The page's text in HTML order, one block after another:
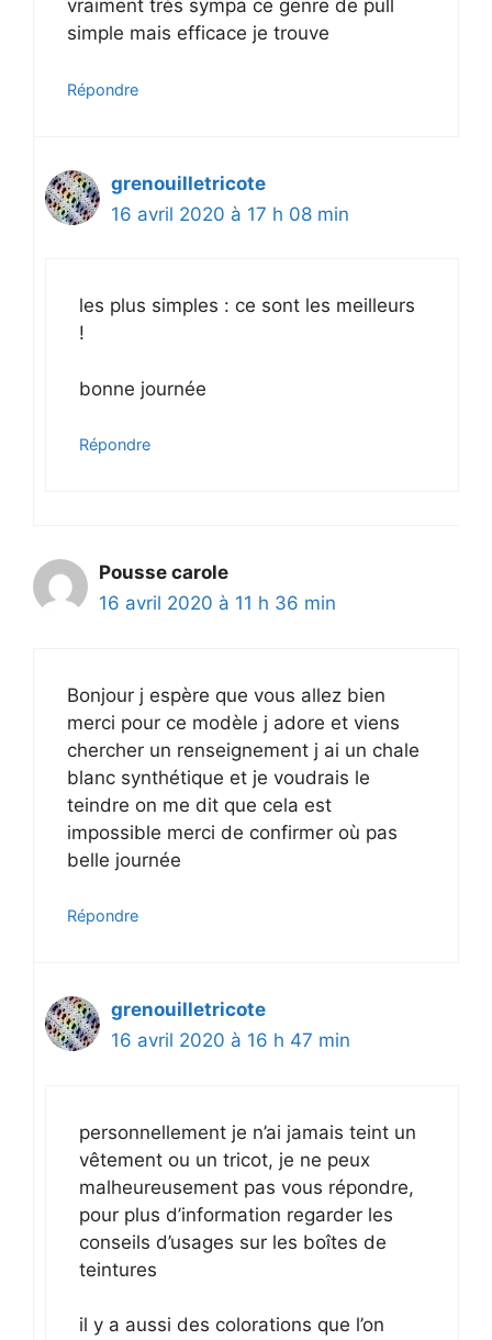
vraiment très sympa ce genre de pull
simple mais efficace je trouve
Répondre
grenouilletricote
16 avril 2020 à 17 h 08 min
les plus simples : ce sont les meilleurs
!
bonne journée
Répondre
Pousse carole
16 avril 2020 à 11 h 36 min
Bonjour j espère que vous allez bien
merci pour ce modèle j adore et viens
chercher un renseignement j ai un chale
blanc synthétique et je voudrais le
teindre on me dit que cela est
impossible merci de confirmer où pas
belle journée
Répondre
grenouilletricote
16 avril 2020 à 16 h 47 min
personnellement je n’ai jamais teint un
vêtement ou un tricot, je ne peux
malheureusement pas vous répondre,
pour plus d’information regarder les
conseils d’usages sur les boîtes de
teintures
il y a aussi des colorations que l’on